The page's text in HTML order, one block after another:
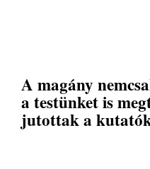
A magány
a testünket is
jutottak a